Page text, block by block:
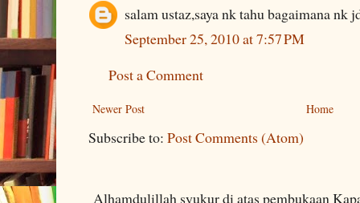
salam ustaz,saya nk tahu bagaimana nk
September 25, 2010 at 7:57 PM
Post a Comment
Newer Post Home
Subscribe to: Post Comments (Atom)
Alhamdulillah syukur di atas pembukaan